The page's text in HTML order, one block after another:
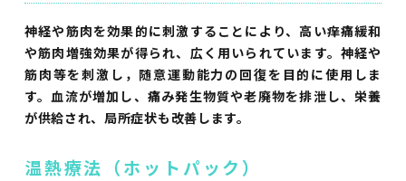
神経や筋肉を効果的に刺激することにより、高い痒痛緩和
や筋肉増強効果が得られ、広く用いられています。神経や
筋肉等を刺激し，随意運動能力の回復を目的に使用しま
す。血流が増加し、痛み発生物質や老廃物を排泄し、栄養
が供給され、局所症状も改善します。
温熱療法（ホットパック）